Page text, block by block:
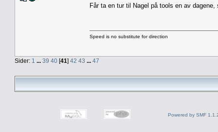
Får ta en tur til Nagel på tools en av
Speed is no substitute for direction
Sider: 1 ... 39 40 [41] 42 43 ... 47
Powered by SMF